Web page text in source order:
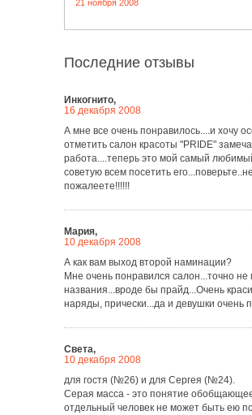
21 ноября 2008
Последние отзывы
Инкогнито,
16 декабря 2008
А мне все очень понравилось....и хочу
отметить салон красоты "PRIDE"
работа....теперь это мой самый
советую всем посетить его...поверьте..не
пожалеете!!!!!!
Мария,
10 декабря 2008
А как вам выход второй наминации?
Мне очень понравился салон...точно
названия...вроде бы прайд...Очень
наряды, прически...да и девушки очень
Света,
10 декабря 2008
для гостя (№26) и для Сергея (№24).
Серая масса - это понятие
отдельный человек не может быть ею